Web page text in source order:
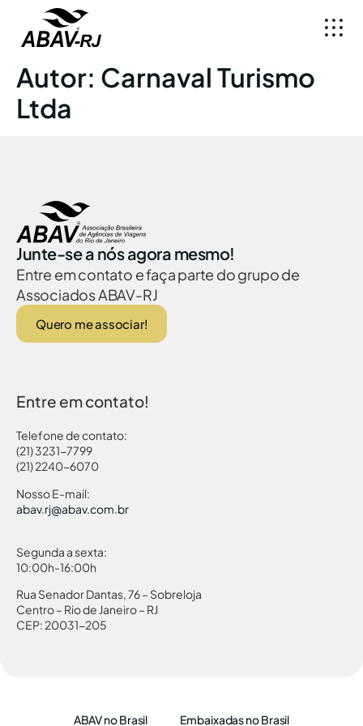
Autor: Carnaval Turismo
Ltda
Junte-se a nós agora mesmo!
Entre em contato e faça parte do grupo de
Associados ABAV-RJ
Quero me associar!
Entre em contato!
Telefone de contato:
(21) 3231-7799
(21) 2240-6070
Nosso E-mail:
abav.rj@abav.com.br
Segunda a sexta:
10:00h-16:00h
Rua Senador Dantas, 76 – Sobreloja
Centro – Rio de Janeiro – RJ
CEP: 20031-205
ABAV no Brasil Embaixadas no Brasil